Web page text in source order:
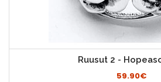
Ruusut 2 -
59.90€